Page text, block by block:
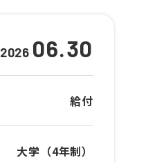
2026 06.30
給付
大学（4年制）